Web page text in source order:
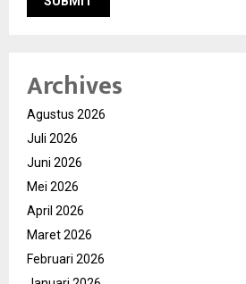
Archives
Agustus 2026
Juli 2026
Juni 2026
Mei 2026
April 2026
Maret 2026
Februari 2026